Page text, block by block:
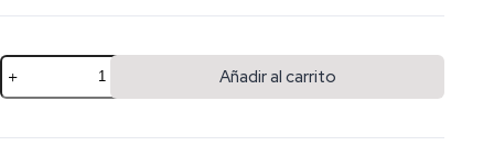
Añadir al carrito